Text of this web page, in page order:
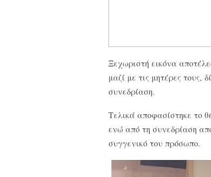
Ξεχωριστή εικόνα
μαζί με τις μητέρες τους,
συνεδρίαση.
Τελικά αποφασίστηκε το
ενώ από τη συνεδρίαση
συγγενικό του πρόσωπο.